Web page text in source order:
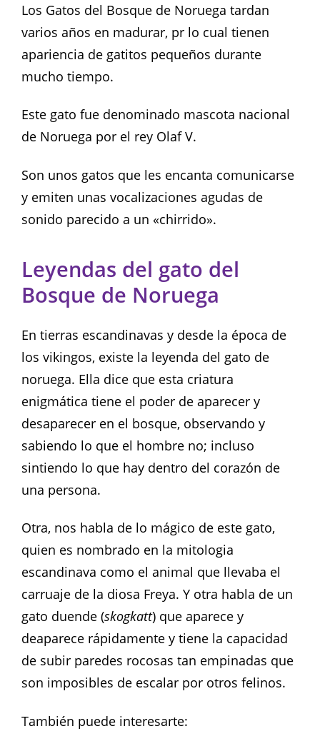
Los Gatos del Bosque de Noruega tardan
varios años en madurar, pr lo cual tienen
apariencia de gatitos pequeños durante
mucho tiempo.
Este gato fue denominado mascota nacional
de Noruega por el rey Olaf V.
Son unos gatos que les encanta comunicarse
y emiten unas vocalizaciones agudas de
sonido parecido a un «chirrido».
Leyendas del gato del
Bosque de Noruega
En tierras escandinavas y desde la época de
los vikingos, existe la leyenda del gato de
noruega. Ella dice que esta criatura
enigmática tiene el poder de aparecer y
desaparecer en el bosque, observando y
sabiendo lo que el hombre no; incluso
sintiendo lo que hay dentro del corazón de
una persona.
Otra, nos habla de lo mágico de este gato,
quien es nombrado en la mitologia
escandinava como el animal que llevaba el
carruaje de la diosa Freya. Y otra habla de un
gato duende (skogkatt) que aparece y
deaparece rápidamente y tiene la capacidad
de subir paredes rocosas tan empinadas que
son imposibles de escalar por otros felinos.
También puede interesarte: